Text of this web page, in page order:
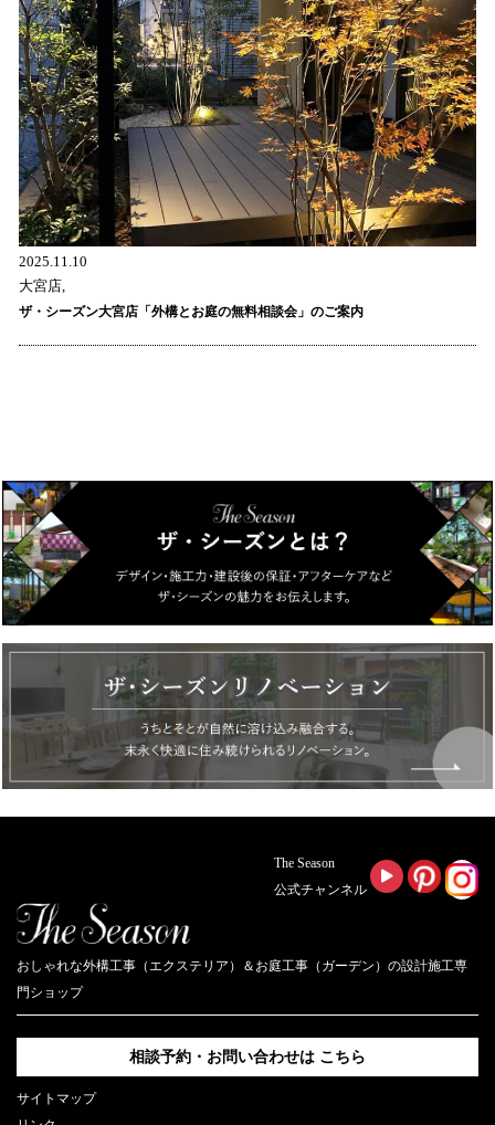
2025.11.10
大宮店,
ザ・シーズン大宮店「外構とお庭の無料相談会」のご案内
The Season
公式チャンネル
おしゃれな外構工事（エクステリア）＆お庭工事（ガーデン）の設計施工専
門ショップ
相談予約・お問い合わせは こちら
サイトマップ